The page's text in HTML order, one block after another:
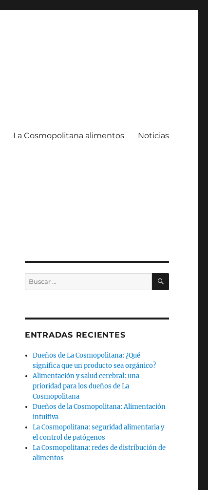
La Cosmopolitana alimentos Noticias
Buscar
por:
BUSCAR
ENTRADAS RECIENTES
Dueños de La Cosmopolitana: ¿Qué
significa que un producto sea orgánico?
Alimentación y salud cerebral: una
prioridad para los dueños de La
Cosmopolitana
Dueños de la Cosmopolitana: Alimentación
intuitiva
La Cosmopolitana: seguridad alimentaria y
el control de patógenos
La Cosmopolitana: redes de distribución de
alimentos